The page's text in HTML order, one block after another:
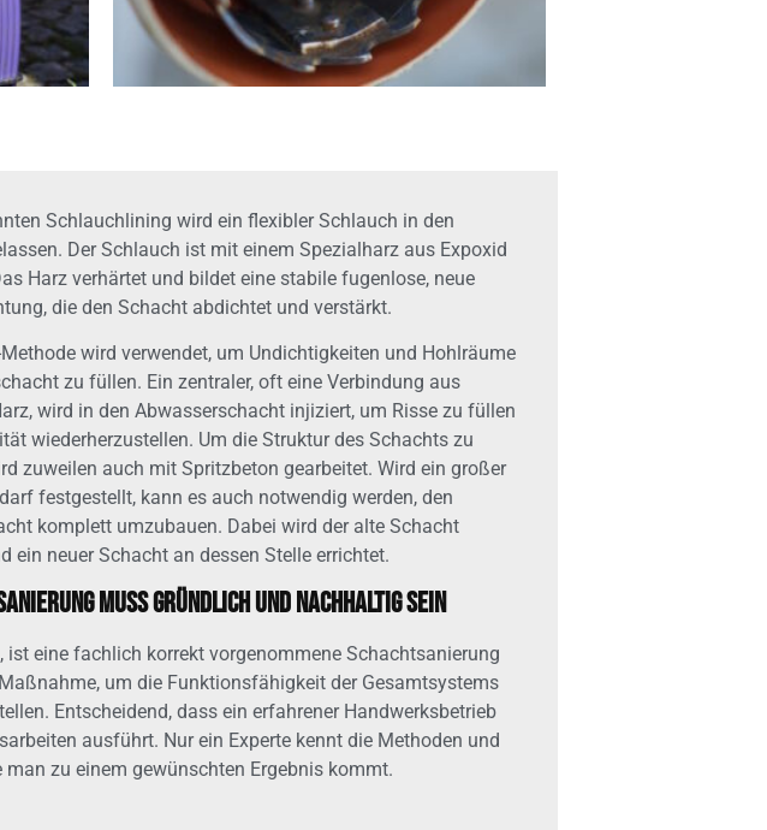
Schlauchlining wird ein flexibler Schlauch in den
Der Schlauch ist mit einem Spezialharz aus Expoxid
Harz verhärtet und bildet eine stabile fugenlose, neue
die den Schacht abdichtet und verstärkt.
wird verwendet, um Undichtigkeiten und Hohlräume
zu füllen. Ein zentraler, oft eine Verbindung aus
wird in den Abwasserschacht injiziert, um Risse zu füllen
wiederherzustellen. Um die Struktur des Schachts zu
zuweilen auch mit Spritzbeton gearbeitet. Wird ein großer
festgestellt, kann es auch notwendig werden, den
komplett umzubauen. Dabei wird der alte Schacht
ein neuer Schacht an dessen Stelle errichtet.
muss gründlich und nachhaltig sein
ist eine fachlich korrekt vorgenommene Schachtsanierung
um die Funktionsfähigkeit der Gesamtsystems
Entscheidend, dass ein erfahrener Handwerksbetrieb
ausführt. Nur ein Experte kennt die Methoden und
man zu einem gewünschten Ergebnis kommt.